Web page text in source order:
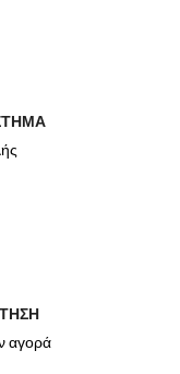
αγορά